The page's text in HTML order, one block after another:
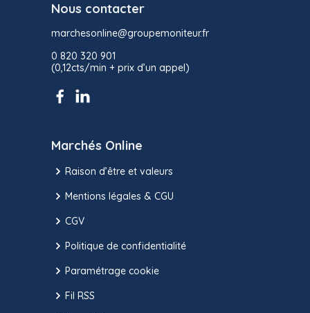
Nous contacter
marchesonline@groupemoniteur.fr
0 820 320 901
(0,12cts/min + prix d’un appel)
Marchés Online
Raison d’être et valeurs
Mentions légales & CGU
CGV
Politique de confidentialité
Paramétrage cookie
Fil RSS